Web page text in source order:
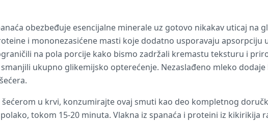
obezbeđuje esencijalne minerale uz gotovo nikakav uticaj na
i mononezasićene masti koje dodatno usporavaju apsorpciju
na pola porcije kako bismo zadržali kremastu teksturu i
ukupno glikemijsko opterećenje. Nezaslađeno mleko
u krvi, konzumirajte ovaj smuti kao deo kompletnog
tokom 15-20 minuta. Vlakna iz spanaća i proteini iz kikirikija